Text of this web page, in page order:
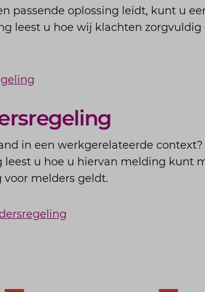
passende oplossing leidt, kunt u
leest u hoe wij klachten
in een werkgerelateerde context?
leest u hoe u hiervan melding kunt
melders geldt.